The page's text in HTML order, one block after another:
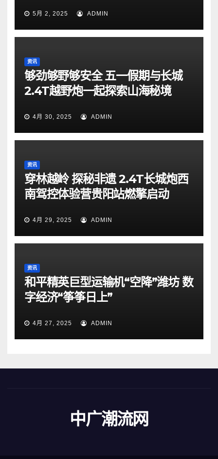
5月 2, 2025 ADMIN
资讯
够劲够野够安全 五一假期与长城
2.4T越野炮一起探索山海秘境
4月 30, 2025 ADMIN
资讯
穿林越岭 探秘非遗 2.4T长城炮西
南驾控体验营贵阳站燃擎启动
4月 29, 2025 ADMIN
资讯
和平精英巨型运输机“空降”潍坊 数
字经济“筝筝日上”
4月 27, 2025 ADMIN
中广潮流网